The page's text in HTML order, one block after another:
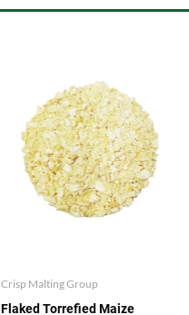
Crisp Malting Group
Flaked Torrefied Maize